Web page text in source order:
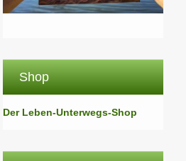
Shop
Der Leben-Unterwegs-Shop